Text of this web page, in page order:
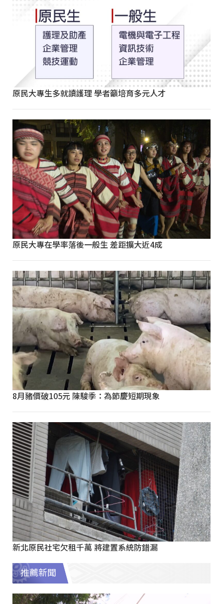
原民大專生多就讀護理 學者籲培育多元人才
原民大專在學率落後一般生 差距擴大近4成
8月豬價破105元 陳駿季：為節慶短期現象
新北原民社宅欠租千萬 將建置系統防錯漏
推薦新聞